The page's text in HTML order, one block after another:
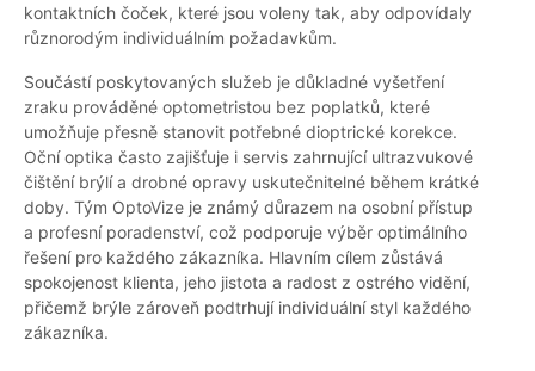
kontaktních čoček, které jsou voleny tak, aby odpovídaly
různorodým individuálním požadavkům.
Součástí poskytovaných služeb je důkladné vyšetření
zraku prováděné optometristou bez poplatků, které
umožňuje přesně stanovit potřebné dioptrické korekce.
Oční optika často zajišťuje i servis zahrnující ultrazvukové
čištění brýlí a drobné opravy uskutečnitelné během krátké
doby. Tým OptoVize je známý důrazem na osobní přístup
a profesní poradenství, což podporuje výběr optimálního
řešení pro každého zákazníka. Hlavním cílem zůstává
spokojenost klienta, jeho jistota a radost z ostrého vidění,
přičemž brýle zároveň podtrhují individuální styl každého
zákazníka.